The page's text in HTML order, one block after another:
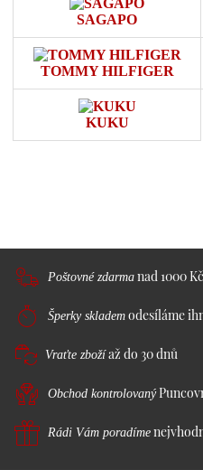
SAGAPO
TOMMY HILFIGER
KUKU
Poštovné zdarma nad 1000 Kč
Šperky skladem odesíláme
Vraťte zbožíaž do 30 dnů
Obchod kontrolovaný
Rádi Vám poradíme